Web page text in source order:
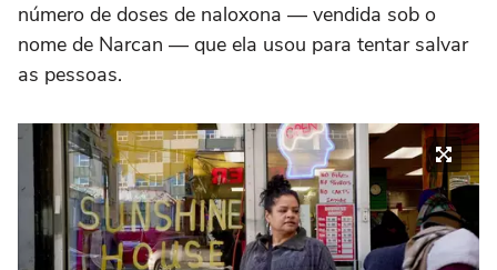
número de doses de naloxona — vendida sob o
nome de Narcan — que ela usou para tentar salvar
as pessoas.